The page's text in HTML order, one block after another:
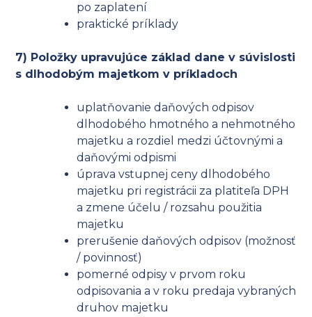
po zaplatení
praktické príklady
7) Položky upravujúce základ dane v súvislosti
s dlhodobým majetkom v príkladoch
uplatňovanie daňových odpisov
dlhodobého hmotného a nehmotného
majetku a rozdiel medzi účtovnými a
daňovými odpismi
úprava vstupnej ceny dlhodobého
majetku pri registrácii za platiteľa DPH
a zmene účelu / rozsahu použitia
majetku
prerušenie daňových odpisov (možnosť
/ povinnosť)
pomerné odpisy v prvom roku
odpisovania a v roku predaja vybraných
druhov majetku